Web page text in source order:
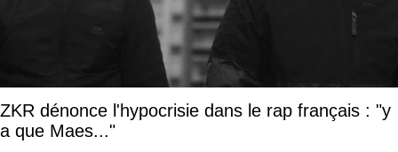
ZKR dénonce l'hypocrisie dans le rap français : "y
a que Maes..."